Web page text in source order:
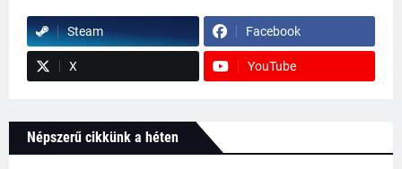
Steam Facebook
X YouTube
Népszerű cikkünk a héten